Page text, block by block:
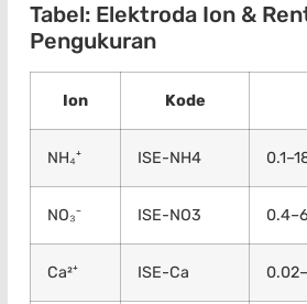
Tabel: Elektroda Ion &
Pengukuran
Ion Kode
NH₄⁺ ISE-NH4
NO₃⁻ ISE-NO3
Ca²⁺ ISE-Ca